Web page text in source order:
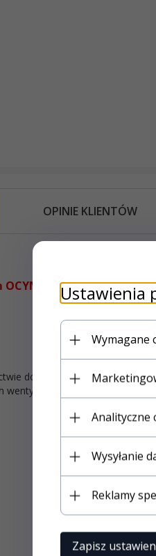
OPINIE KLIENTÓW
do łączenia konstrukcji
hydraulicznych i
Ustawienia
Wymagane
Analityczne
Wysyłanie
Reklamy
Zapisz